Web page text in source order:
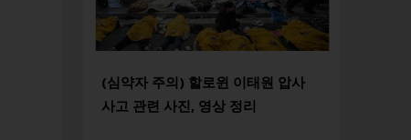
(심약자 주의) 할로윈 이태원 압사
사고 관련 사진, 영상 정리